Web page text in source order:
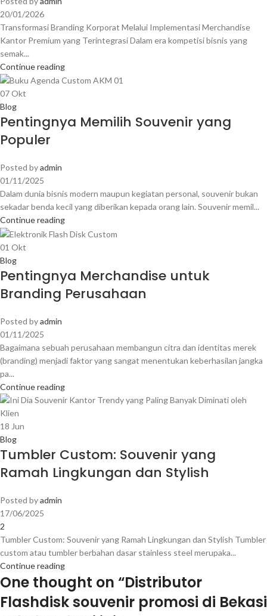
20/01/2026
Transformasi Branding Korporat Melalui Implementasi Merchandise
Kantor Premium yang Terintegrasi Dalam era kompetisi bisnis yang
semak...
Continue reading
07Okt
Blog
Pentingnya Memilih Souvenir yang
Populer
Posted byadmin
01/11/2025
Dalam dunia bisnis modern maupun kegiatan personal, souvenir bukan
sekadar benda kecil yang diberikan kepada orang lain. Souvenir memil...
Continue reading
01 Okt
Blog
Pentingnya Merchandise untuk
Branding Perusahaan
Posted byadmin
01/11/2025
Bagaimana sebuah perusahaan membangun citra dan identitas merek
(branding) menjadi faktor yang sangat menentukan keberhasilan jangka
pa...
Continue reading
18 Jun
Blog
Tumbler Custom: Souvenir yang
Ramah Lingkungan dan Stylish
Posted byadmin
17/06/2025
2
Tumbler Custom: Souvenir yang Ramah Lingkungan dan Stylish Tumbler
custom atau tumbler berbahan dasar stainless steel merupaka...
Continue reading
One thought on “Distributor
Flashdisk souvenir promosi di Bekasi